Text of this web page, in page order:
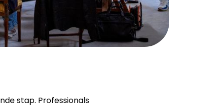
stap. Professionals